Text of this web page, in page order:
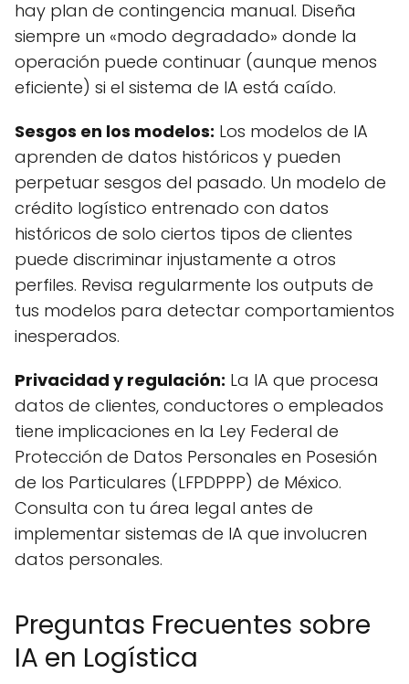
hay plan de contingencia manual. Diseña
siempre un «modo degradado» donde la
operación puede continuar (aunque menos
eficiente) si el sistema de IA está caído.
Sesgos en los modelos: Los modelos de IA
aprenden de datos históricos y pueden
perpetuar sesgos del pasado. Un modelo de
crédito logístico entrenado con datos
históricos de solo ciertos tipos de clientes
puede discriminar injustamente a otros
perfiles. Revisa regularmente los outputs de
tus modelos para detectar comportamientos
inesperados.
Privacidad y regulación: La IA que procesa
datos de clientes, conductores o empleados
tiene implicaciones en la Ley Federal de
Protección de Datos Personales en Posesión
de los Particulares (LFPDPPP) de México.
Consulta con tu área legal antes de
implementar sistemas de IA que involucren
datos personales.
Preguntas Frecuentes sobre
IA en Logística